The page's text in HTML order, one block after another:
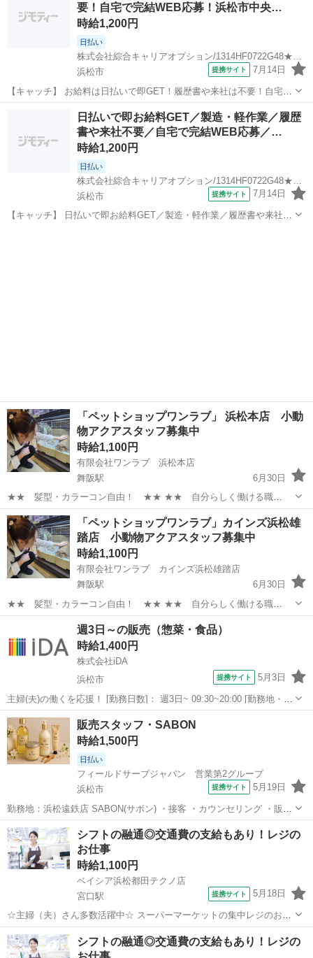
要！自宅で完結WEB応募！浜松市中央…
時給1,200円
日払い
株式会社綜合キャリアオプション/1314HF0722G48★62-N
浜松市
提携サイト 7月14日
【キャッチ】 お給料は日払いで即GET！履歴書や来社は不要！自宅で
完結WEB応募！浜松市中央区周辺！ 【コメント】 製造のお仕事が豊
富★未経験で働いてみたい方も大歓迎！ 「未経験だけど興味がある」
「転職したいけど不安・...
浜松市 その他
日払いで即お給料GET／製造・軽作業／履歴
書や来社不要／自宅で完結WEB応募／…
時給1,200円
日払い
浜松市
提携サイト 7月14日
【キャッチ】 日払いで即お給料GET／製造・軽作業／履歴書や来社不
「ペットショップワンラブ」 浜松本店 小動
物アクアスタッフ募集中
時給1,100円
有限会社ワンラブ 浜松本店
舞阪駅
6月30日
★★ 髪型・カラーコン自由！ ★★ ★★ 自分らしく働ける職
場！ ★★ 安定した会社で、 可愛い動物たちと触れ合いながら ワー
クライフバランスを取りやすい仕事しませんか？ ★WワークOK！【同
業他社不可】 ...
静岡 浜松市 舞阪駅 動物
「ペットショップワンラブ」カインズ浜松雄
踏店 小動物アクアスタッフ募集中
時給1,100円
有限会社ワンラブ カインズ浜松雄踏店
舞阪駅
6月30日
★★ 髪型・カラーコン自由！ ★★ ★★ 自分らしく働ける職
場！ ★★ 安定した会社で、 可愛い動物たちと触れ合いながら ワー
クライフバランスを取りやすい仕事しませんか？ ★WワークOK！【同
業他社不可】 ...
浜松市 舞阪駅 その他 動物
週3日～の販売（惣菜・食品）
時給1,400円
株式会社iDA
浜松市
提携サイト 5月3日
主婦(夫)の働くを応援！ [勤務日数]： 週3日~ 09:30~20:00 [勤務地・最
寄駅]： 静岡県浜松市中央区 【派遣元】株式会社iDA 浜松駅徒歩2分
[職種名]：販売（惣菜・食品） [求人概要]： 週3～...
静岡 浜松市 その他
販売スタッフ・SABON
時給1,500円
日払い
フィールドサーブジャパン 営業第2グループ
浜松市
提携サイト 5月19日
勤務地：浜松遠鉄店 SABON(サボン) ・接客 ・カウンセリング ・販売
・在庫管理 ・クリンリネス ・レジ ・その他付随業務 店内でも目を引
く ウォータースタンドでお気軽に商品をお試しいただきながら 一人ひ
とりに寄...
静岡 浜松市 その他
シフトの融通◎交通費の支給もあり！レジの
お仕事
時給1,100円
ベイシア浜松都田テクノ店
宮口駅
提携サイト 5月18日
☆主婦（夫）さん多数活躍中☆ スーパーマーケットの集中レジのお仕
事です。未経験者・経験者問わず大歓迎！ レジは操作しやすい自動釣
銭機を導入し、研修も丁寧な2人体制で行います。 シフト制勤務で家
静岡 浜松市 宮口駅 その他
シフトの融通◎交通費の支給もあり！レジの